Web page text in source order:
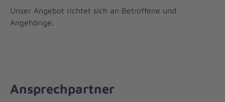
Unser Angebot richtet sich an Betroffene und
Angehörige.
Ansprechpartner